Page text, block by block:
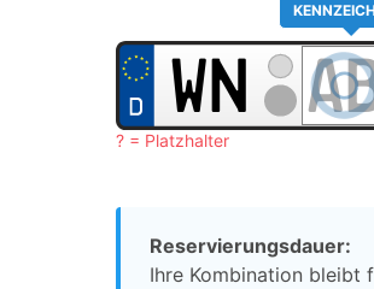
? = Platzhalter
Reservierungsdauer:
Ihre Kombination bleibt